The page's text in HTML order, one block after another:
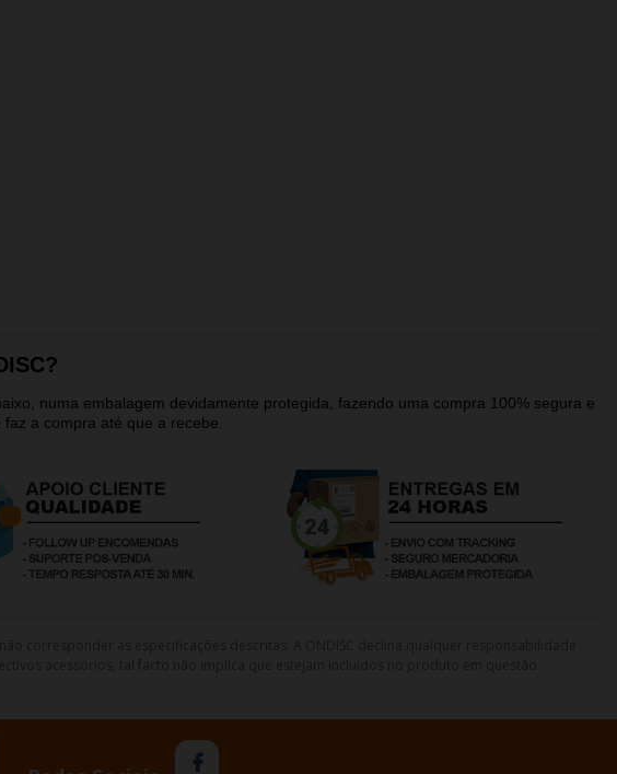
numa embalagem devidamente protegida, fazendo uma compra 100% segura e
a compra até que a recebe.